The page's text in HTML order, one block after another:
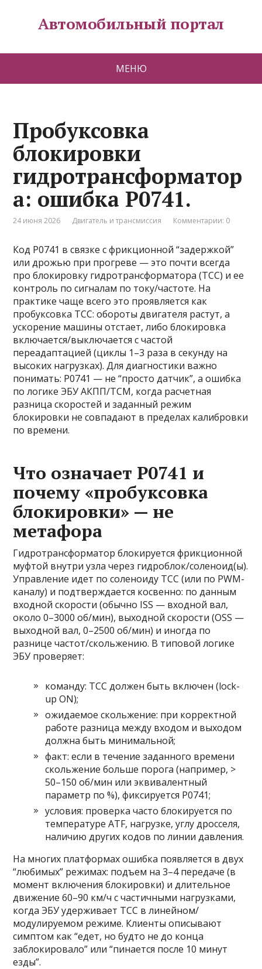
Автомобильный портал
МЕНЮ
Пробуксовка
блокировки
гидротрансформатор
а: ошибка P0741.
24 июня 2026 Двигатель и трансмиссия Комментарии: 0
Код P0741 в связке с фрикционной “задержкой”
или дрожью при прогреве — это почти всегда
про блокировку гидротрансформатора (TCC) и ее
контроль по сигналам по току/частоте. На
практике чаще всего это проявляется как
пробуксовка TCC: обороты двигателя растут, а
ускорение машины отстает, либо блокировка
включается/выключается с частой
переадаптацией (циклы 1–3 раза в секунду на
высоких нагрузках). Для диагностики важно
понимать: P0741 — не “просто датчик”, а ошибка
по логике ЭБУ АКПП/TCM, когда расчетная
разница скоростей и заданный режим
блокировки не совпадают в пределах калибровки
по времени.
Что означает P0741 и
почему «пробуксовка
блокировки» — не
метафора
Гидротрансформатор блокируется фрикционной
муфтой внутри узла через гидроблок/соленоид(ы).
Управление идет по соленоиду TCC (или по PWM-
каналу) и подтверждается косвенно: по данным
входной скорости (обычно ISS — входной вал,
около 0–3000 об/мин), выходной скорости (OSS —
выходной вал, 0–2500 об/мин) и иногда по
разнице частот/скольжению. В типовой логике
ЭБУ проверяет:
команду: TCC должен быть включен (lock-
up ON);
ожидаемое скольжение: при корректной
работе разница между входом и выходом
должна быть минимальной;
факт: если в течение заданного времени
скольжение больше порога (например, >
50–150 об/мин или эквивалентный
параметр по %), фиксируется P0741;
условия: проверка часто блокируется по
температуре ATF, нагрузке, углу дросселя,
наличию других кодов по линии давления.
На многих платформах ошибка появляется в двух
“любимых” режимах: подъем на 3–4 передаче (в
момент включения блокировки) и длительное
движение 60–90 км/ч с частичными нагрузками,
когда ЭБУ удерживает TCC в линейном/
модулируемом режиме. Клиенты описывают
симптом как “едет, но будто не до конца
заблокировало” или “пинается после 10 минут
езды”.